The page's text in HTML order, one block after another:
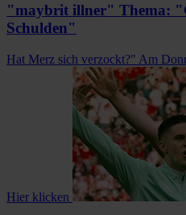
"maybrit illner" Thema:
Schulden"
Hat Merz sich verzockt?" Am
Hier klicken